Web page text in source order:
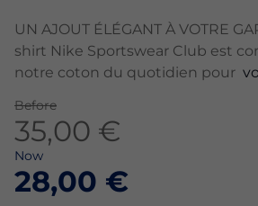
UN AJOUT ÉLÉGANT À VOTRE
shirt Nike Sportswear Club est
notre coton du quotidien pour
Before
35,00 €
Now
28,00 €